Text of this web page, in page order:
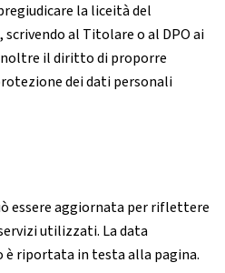
la liceità del
al Titolare o al DPO ai
il diritto di proporre
dei dati personali
essere aggiornata per riflettere
utilizzati. La data
riportata in testa alla pagina.